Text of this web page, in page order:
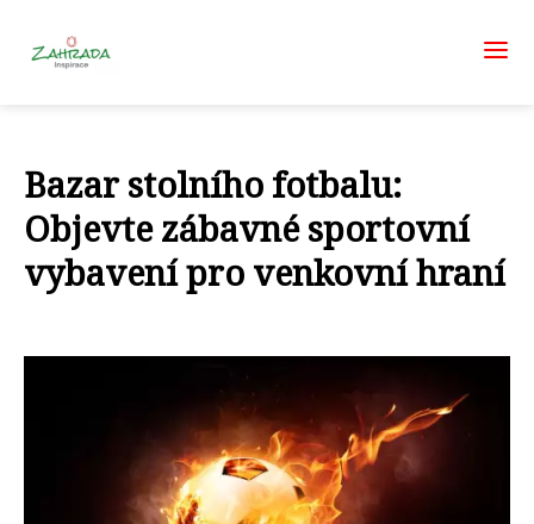
Bazar stolního fotbalu:
Objevte zábavné sportovní
vybavení pro venkovní hraní